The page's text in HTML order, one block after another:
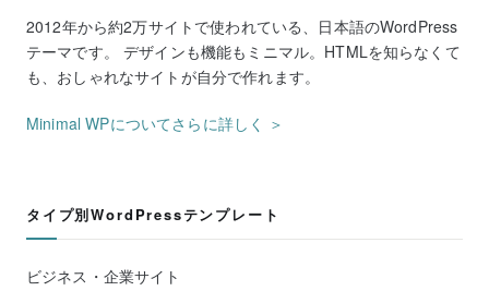
2012年から約2万サイトで使われている、日本語のWordPress
テーマです。 デザインも機能もミニマル。HTMLを知らなくて
も、おしゃれなサイトが自分で作れます。
Minimal WPについてさらに詳しく ＞
タイプ別WordPressテンプレート
ビジネス・企業サイト